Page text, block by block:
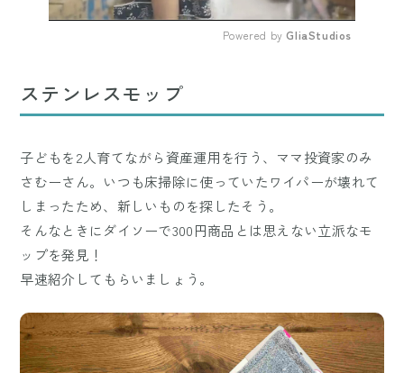
Powered by GliaStudios
ステンレスモップ
子どもを2人育てながら資産運用を行う、ママ投資家のみ
さむーさん。いつも床掃除に使っていたワイパーが壊れて
しまったため、新しいものを探したそう。
そんなときにダイソーで300円商品とは思えない立派なモ
ップを発見！
早速紹介してもらいましょう。